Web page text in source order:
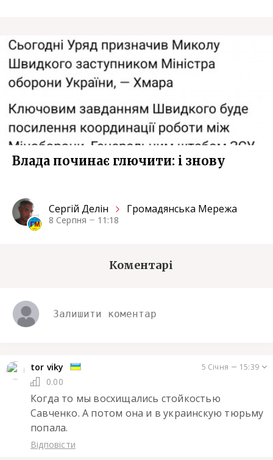
Влада починає глючити: i знову
Сергiй Делін Громадянська Мережа
8 Серпня 11:18
Коментарі
tor viky 5 Січня 15:39
0.00
Когда то мы восхищались стойкостью
Савченко. А потом она и в украинскую тюрьму
попала.
Відповісти